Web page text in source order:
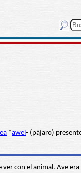
*awei- (pájaro)
con el animal. Ave